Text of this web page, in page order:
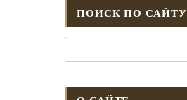
ПОИСК ПО САЙТУ